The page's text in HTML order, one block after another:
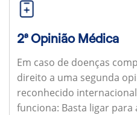
2ª Opinião Médica
Em caso de doenças
direito a uma segunda
reconhecido
funciona: Basta ligar